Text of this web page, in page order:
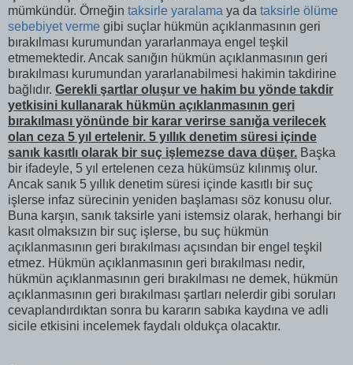
mümkündür. Örneğin taksirle yaralama ya da taksirle ölüme
sebebiyet verme gibi suçlar hükmün açıklanmasının geri
bırakılması kurumundan yararlanmaya engel teşkil
etmemektedir. Ancak sanığın hükmün açıklanmasının geri
bırakılması kurumundan yararlanabilmesi hakimin takdirine
bağlıdır. Gerekli şartlar oluşur ve hakim bu yönde takdir
yetkisini kullanarak hükmün açıklanmasının geri
bırakılması yönünde bir karar verirse sanığa verilecek
olan ceza 5 yıl ertelenir. 5 yıllık denetim süresi içinde
sanık kasıtlı olarak bir suç işlemezse dava düşer. Başka
bir ifadeyle, 5 yıl ertelenen ceza hükümsüz kılınmış olur.
Ancak sanık 5 yıllık denetim süresi içinde kasıtlı bir suç
işlerse infaz sürecinin yeniden başlaması söz konusu olur.
Buna karşın, sanık taksirle yani istemsiz olarak, herhangi bir
kasıt olmaksızın bir suç işlerse, bu suç hükmün
açıklanmasının geri bırakılması açısından bir engel teşkil
etmez. Hükmün açıklanmasının geri bırakılması nedir,
hükmün açıklanmasının geri bırakılması ne demek, hükmün
açıklanmasının geri bırakılması şartları nelerdir gibi soruları
cevaplandırdıktan sonra bu kararın sabıka kaydına ve adli
sicile etkisini incelemek faydalı oldukça olacaktır.